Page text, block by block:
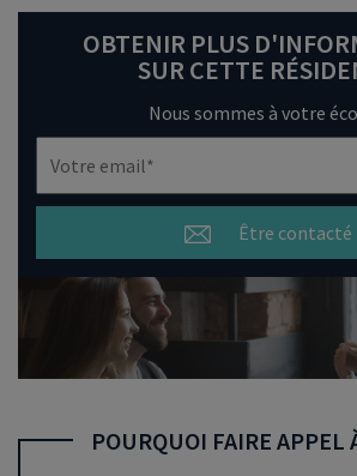
OBTENIR PLUS
SUR CETTE
Nous sommes à votre
Être contacté
POURQUOI FAIRE APPEL